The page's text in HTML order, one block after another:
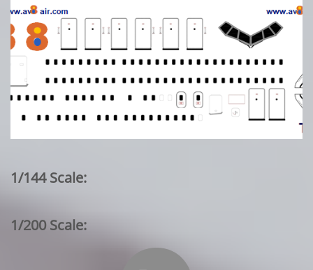
1/144 Scale:
1/200 Scale: